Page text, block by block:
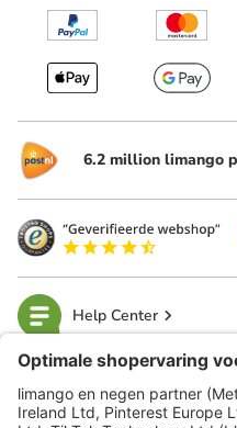
6.2 million limango
Help Center
limango